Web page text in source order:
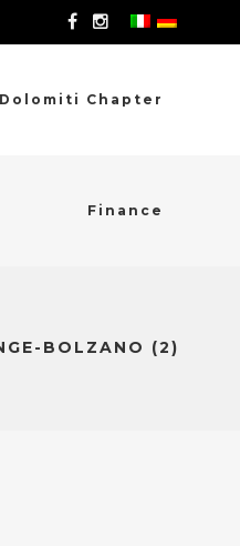
Dolomiti Chapter
Finance
BOLZANO (2)